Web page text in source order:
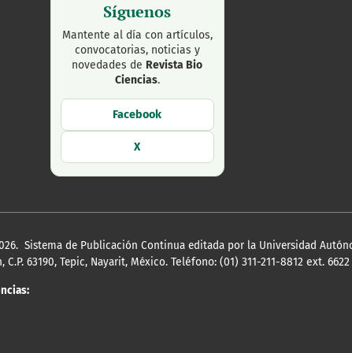
Síguenos
Mantente al día con artículos,
convocatorias, noticias y
novedades de Revista Bio
Ciencias.
Facebook
X
Sistema de Publicación Continua editada por la Universidad
63190, Tepic, Nayarit, México. Teléfono: (01) 311-211-8812 ext.